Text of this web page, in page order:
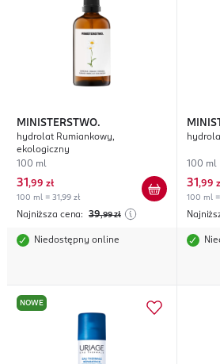
MINISTERSTWO.
hydrolat Rumiankowy,
ekologiczny
100 ml
31 ,99 zł
100 ml = 31,99 zł
Najniższa cena: 39,99 zł
Niedostępny online
100 ml
31 ,99
100 ml =
NOWE